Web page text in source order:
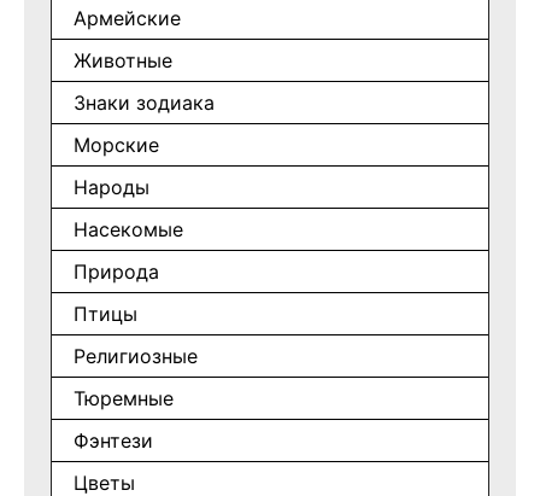
Армейские
Животные
Знаки зодиака
Морские
Народы
Насекомые
Природа
Птицы
Религиозные
Тюремные
Фэнтези
Цветы